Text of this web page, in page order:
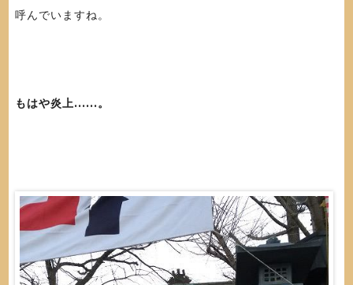
呼んでいますね。
もはや炎上......。